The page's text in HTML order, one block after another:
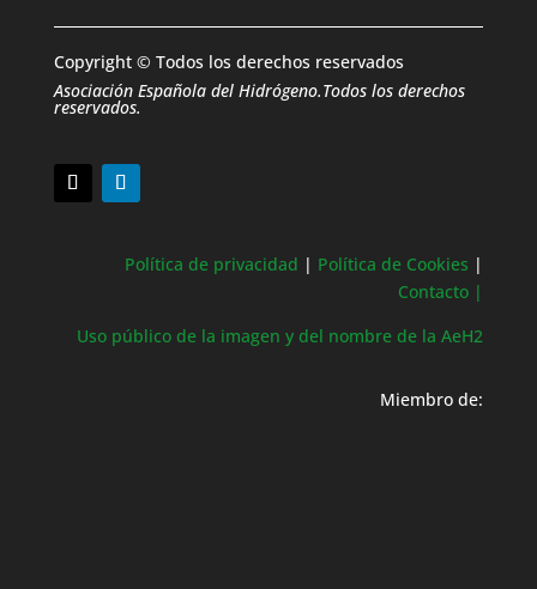
Copyright © Todos los derechos reservados
Asociación Española del Hidrógeno.Todos los derechos
reservados.
Política de privacidad | Política de Cookies |
Contacto |
Uso público de la imagen y del nombre de la AeH2
Miembro de: